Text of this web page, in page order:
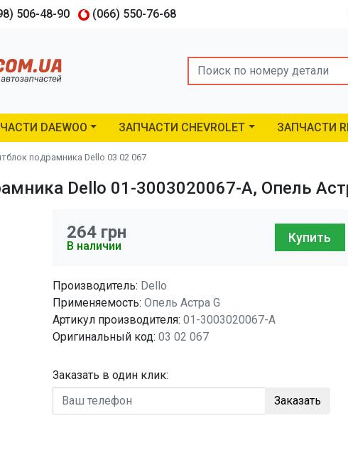
506-48-90 (066) 550-76-68
Search
DAEWOO ЗАПЧАСТИ CHEVROLET ЗАПЧАСТИ
подрамника Dello 03 02 067
Dello 01-3003020067-A, Опель
264 грн
В наличии
Купить
Производитель: Dello
Применяемость: Опель Астра G
Артикул производителя: 01-3003020067-A
Оригинальный код: 03 02 067
Заказать в один клик:
Заказать